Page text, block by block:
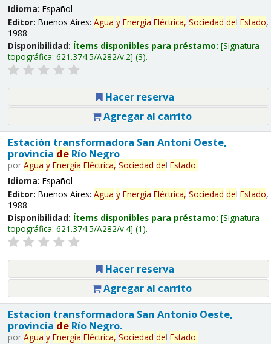
Idioma: Español
Editor: Buenos Aires: Agua y Energía Eléctrica, Sociedad del Estado,
1988
Disponibilidad: Ítems disponibles para préstamo: Signatura
topográfica: 621.374.5/A282/v.2 (3).
Hacer reserva
Agregar al carrito
Estación transformadora San Antoni Oeste,
provincia deRío Negro
por Agua y Energía Eléctrica, Sociedad del Estado.
Idioma: Español
Editor: Buenos Aires: Agua y Energía Eléctrica, Sociedad del Estado,
1988
Disponibilidad: Ítems disponibles para préstamo: Signatura
topográfica: 621.374.5/A282/v.4 (1).
Hacer reserva
Agregar al carrito
Estacion transformadora San Antonio Oeste,
provincia deRío Negro.
por Agua y Energía Eléctrica, Sociedad del Estado.